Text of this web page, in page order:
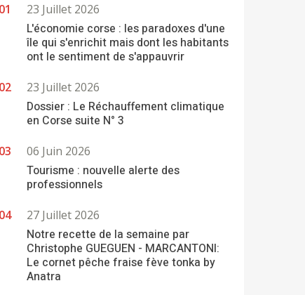
23 Juillet 2026
L'économie corse : les paradoxes d'une
île qui s'enrichit mais dont les habitants
ont le sentiment de s'appauvrir
23 Juillet 2026
Dossier : Le Réchauffement climatique
en Corse suite N° 3
06 Juin 2026
Tourisme : nouvelle alerte des
professionnels
27 Juillet 2026
Notre recette de la semaine par
Christophe GUEGUEN - MARCANTONI:
Le cornet pêche fraise fève tonka by
Anatra